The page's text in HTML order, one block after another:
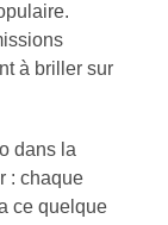
à briller sur
dans la
: chaque
ce quelque